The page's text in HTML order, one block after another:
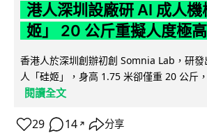
港人深圳設廠研 AI 成人機
姬」 20 公斤重擬人度極高
香港人於深圳創辦初創 Somnia Lab，研
人「硅姬」，身高 1.75 米卻僅重 20 公斤
閱讀全文
29 14 ↗ 分享